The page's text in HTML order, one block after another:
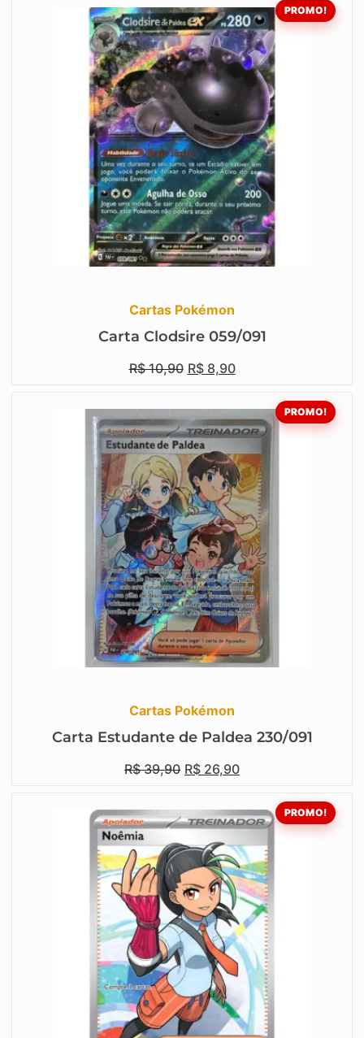
PROMO!
Cartas Pokémon
Carta Clodsire 059/091
R$10,90 R$8,90
PROMO!
Cartas Pokémon
Carta Estudante de Paldea 230/091
R$39,90 R$ 26,90
PROMO!